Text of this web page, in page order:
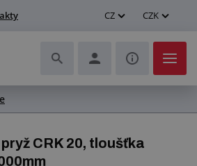
CZ CZK
CRK 20, tloušťka